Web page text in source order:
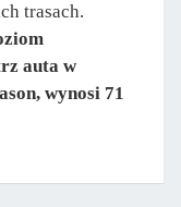
trasach.
auta w
wynosi 71